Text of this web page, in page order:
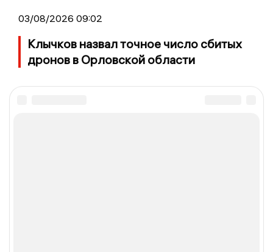
03/08/2026 09:02
Клычков назвал точное число сбитых
дронов в Орловской области